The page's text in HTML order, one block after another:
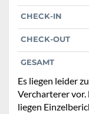
CHECK-IN
CHECK-OUT
GESAMT
Es liegen leider
Vercharterer vor.
liegen